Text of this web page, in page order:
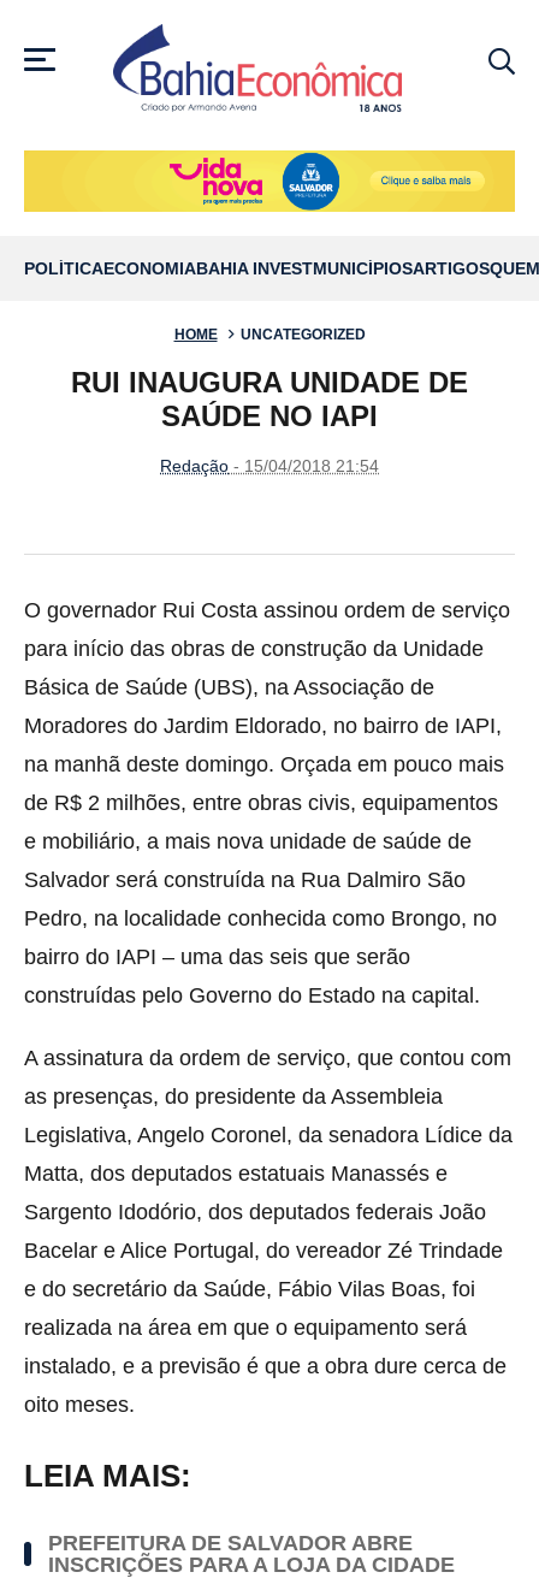
MENU
POLÍTICAECONOMIABAHIA INVESTMUNICÍPIOSARTIGOS
HOME UNCATEGORIZED
RUI INAUGURA UNIDADE DE
SAÚDE NO IAPI
Redação - 15/04/2018 21:54
O governador Rui Costa assinou ordem de serviço
para início das obras de construção da Unidade
Básica de Saúde (UBS), na Associação de
Moradores do Jardim Eldorado, no bairro de IAPI,
na manhã deste domingo. Orçada em pouco mais
de R$ 2 milhões, entre obras civis, equipamentos
e mobiliário, a mais nova unidade de saúde de
Salvador será construída na Rua Dalmiro São
Pedro, na localidade conhecida como Brongo, no
bairro do IAPI – uma das seis que serão
construídas pelo Governo do Estado na capital.
A assinatura da ordem de serviço, que contou com
as presenças, do presidente da Assembleia
Legislativa, Angelo Coronel, da senadora Lídice da
Matta, dos deputados estatuais Manassés e
Sargento Idodório, dos deputados federais João
Bacelar e Alice Portugal, do vereador Zé Trindade
e do secretário da Saúde, Fábio Vilas Boas, foi
realizada na área em que o equipamento será
instalado, e a previsão é que a obra dure cerca de
oito meses.
LEIA MAIS:
PREFEITURA DE SALVADOR ABRE
INSCRIÇÕES PARA A LOJA DA CIDADE